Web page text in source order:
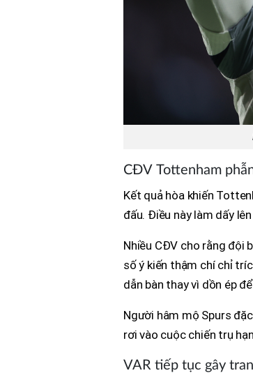
CĐV Tottenham
Kết quả hòa khiến
đấu. Điều này làm dấy
Nhiều CĐV cho rằng đội
số ý kiến thậm chí chỉ
dẫn bàn thay vì dồn ép
Người hâm mộ Spurs
rơi vào cuộc chiến trụ
VAR tiếp tục gây